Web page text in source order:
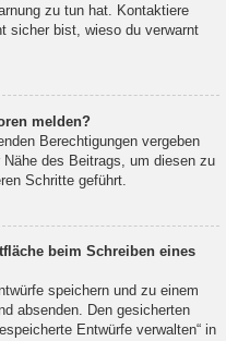
zu tun hat. Kontaktiere
sicher bist, wieso du verwarnt
melden?
Berechtigungen vergeben
des Beitrags, um diesen zu
Schritte geführt.
beim Schreiben eines
speichern und zu einem
absenden. Den gesicherten
Entwürfe verwalten“ in